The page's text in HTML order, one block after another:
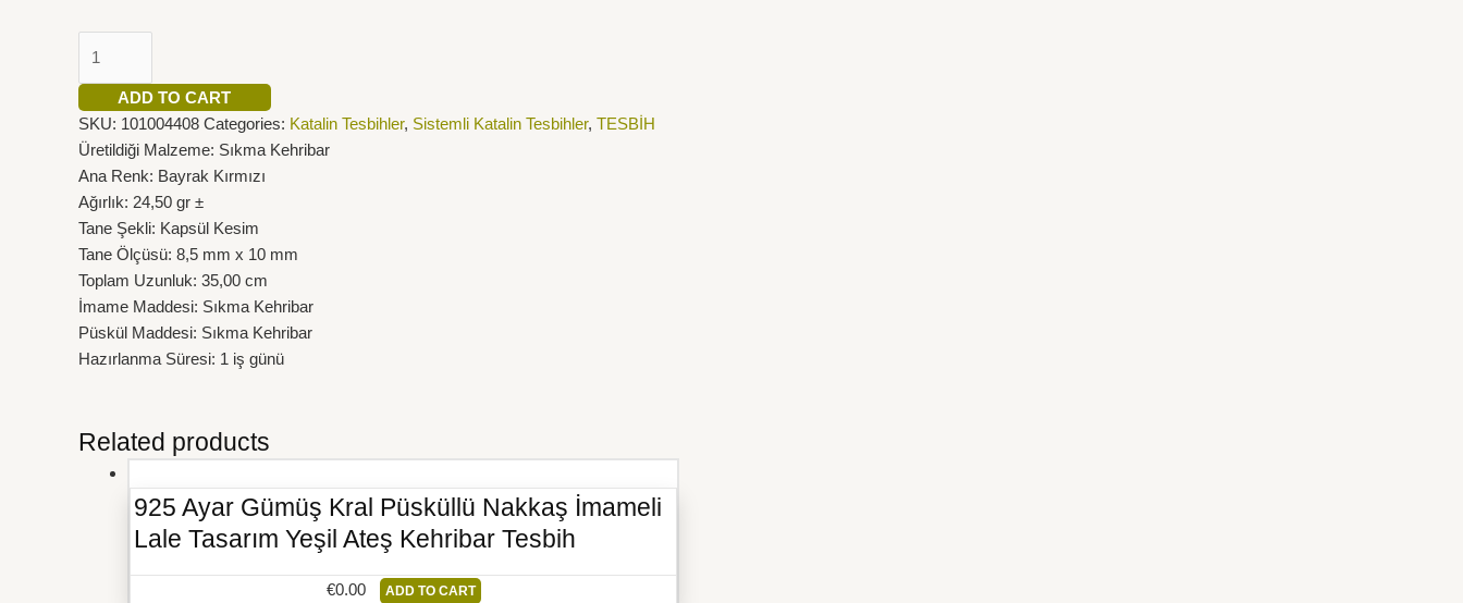
ADD TO CART
SKU: 101004408 Categories: Katalin Tesbihler, Sistemli Katalin Tesbihler, TESBİH
Üretildiği Malzeme: Sıkma Kehribar
Ana Renk: Bayrak Kırmızı
Ağırlık: 24,50 gr ±
Tane Şekli: Kapsül Kesim
Tane Ölçüsü: 8,5 mm x 10 mm
Toplam Uzunluk: 35,00 cm
İmame Maddesi: Sıkma Kehribar
Püskül Maddesi: Sıkma Kehribar
Hazırlanma Süresi: 1 iş günü
Related products
925 Ayar Gümüş Kral Püsküllü Nakkaş İmameli
Lale Tasarım Yeşil Ateş Kehribar Tesbih
€0.00 ADD TO CART